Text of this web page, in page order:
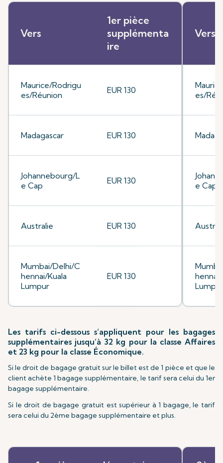
Vers
1er pièce
supplémenta
ire
Maurice/Rodrigu
es/Réunion
EUR 130
Madagascar EUR 130
Johannebourg/L
e Cap
EUR 130
Australie EUR 130
Mumbai/Delhi/C
hennai/Kuala
Lumpur
EUR 130
Vers
es/
e Cap
hennai/
Lumpur
Les tarifs ci-dessous s’appliquent pour les bagages
supplémentaires jusqu’à 32 kg pour la classe Affaires
et 23 kg pour la classe Économique.
Si le droit de bagage gratuit sur le billet est de 1 pièce et que le
client achète 1 bagage supplémentaire, le tarif sera celui du 1er
bagage supplémentaire.
Si le droit de bagage gratuit est supérieur à 1 bagage, le tarif
sera celui du 2ème bagage supplémentaire et plus.